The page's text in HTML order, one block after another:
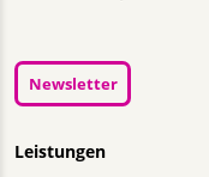
Navigation überspringen
Leistungen
Newsletter